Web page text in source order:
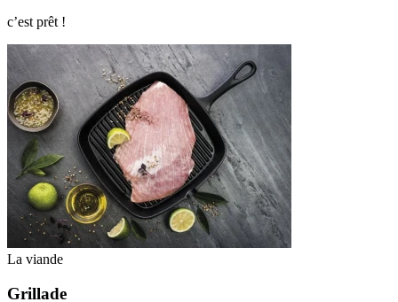
c’est prêt !
La viande
Grillade